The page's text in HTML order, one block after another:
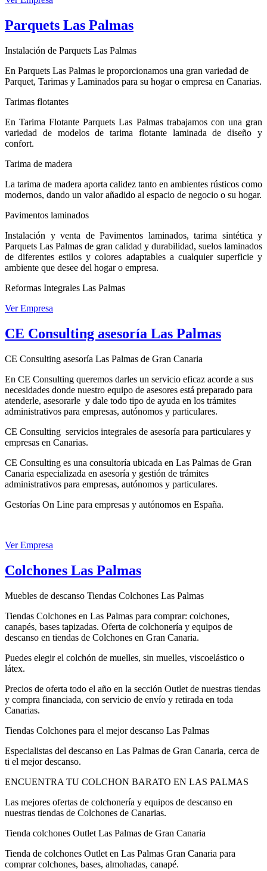
Parquets Las Palmas
Instalación de Parquets Las Palmas
En Parquets Las Palmas le proporcionamos una gran variedad de
Parquet, Tarimas y Laminados para su hogar o empresa en Canarias.
Tarimas flotantes
En Tarima Flotante Parquets Las Palmas trabajamos con una gran
variedad de modelos de tarima flotante laminada de diseño y
confort.
Tarima de madera
La tarima de madera aporta calidez tanto en ambientes rústicos como
modernos, dando un valor añadido al espacio de negocio o su hogar.
Pavimentos laminados
Instalación y venta de Pavimentos laminados, tarima sintética y
Parquets Las Palmas de gran calidad y durabilidad, suelos laminados
de diferentes estilos y colores adaptables a cualquier superficie y
ambiente que desee del hogar o empresa.
Reformas Integrales Las Palmas
Ver Empresa
CE Consulting asesoría Las Palmas
CE Consulting asesoría Las Palmas de Gran Canaria
En CE Consulting queremos darles un servicio eficaz acorde a sus
necesidades donde nuestro equipo de asesores está preparado para
atenderle, asesorarle y dale todo tipo de ayuda en los trámites
administrativos para empresas, autónomos y particulares.
CE Consulting servicios integrales de asesoría para particulares y
empresas en Canarias.
CE Consulting es una consultoría ubicada en Las Palmas de Gran
Canaria especializada en asesoría y gestión de trámites
administrativos para empresas, autónomos y particulares.
Gestorías On Line para empresas y autónomos en España.
Ver Empresa
Colchones Las Palmas
Muebles de descanso Tiendas Colchones Las Palmas
Tiendas Colchones en Las Palmas para comprar: colchones,
canapés, bases tapizadas. Oferta de colchonería y equipos de
descanso en tiendas de Colchones en Gran Canaria.
Puedes elegir el colchón de muelles, sin muelles, viscoelástico o
látex.
Precios de oferta todo el año en la sección Outlet de nuestras tiendas
y compra financiada, con servicio de envío y retirada en toda
Canarias.
Tiendas Colchones para el mejor descanso Las Palmas
Especialistas del descanso en Las Palmas de Gran Canaria, cerca de
ti el mejor descanso.
ENCUENTRA TU COLCHON BARATO EN LAS PALMAS
Las mejores ofertas de colchonería y equipos de descanso en
nuestras tiendas de Colchones de Canarias.
Tienda colchones Outlet Las Palmas de Gran Canaria
Tienda de colchones Outlet en Las Palmas Gran Canaria para
comprar colchones, bases, almohadas, canapé.